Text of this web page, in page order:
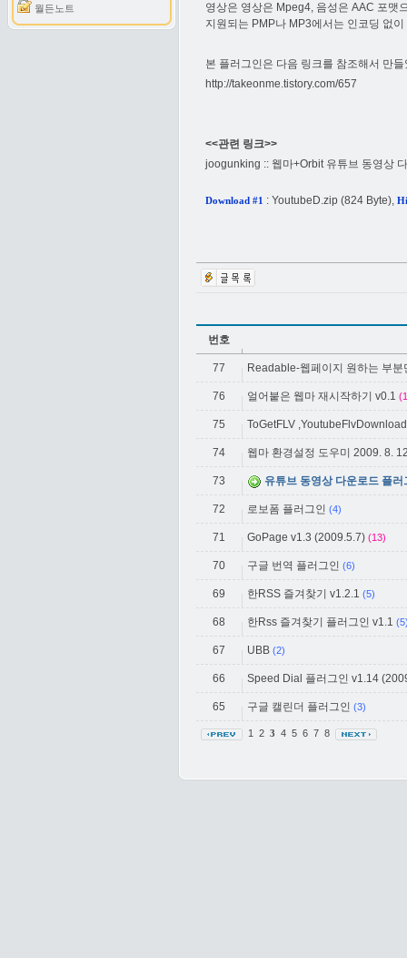
월든노트
영상은 영상은 Mpeg4, 음성은 AAC 포맷
지원되는 PMP나 MP3에서는 인코딩 없
본 플러그인은 다음 링크를 참조해서 만
http://takeonme.tistory.com/657
<<관련 링크>>
joogunking :: 웹마+Orbit 유튜브 동영상
Download #1 : YoutubeD.zip (824 Byte),
번호
77 Readable-웹페이지 원하는 부분
76 얼어붙은 웹마 재시작하기 v0.1
75 ToGetFLV
74 웹마 환경설정 도우미 2009. 8.
73 유튜브 동영상 다운로드 플러
72 로보폼 플러그인 (4)
71 GoPage v1.3 (2009.5.7) (13)
70 구글 번역 플러그인 (6)
69 한RSS 즐겨찾기 v1.2.1 (5)
68 한Rss 즐겨찾기 플러그인 v1.1
67 UBB (2)
66 Speed Dial 플러그인 v1.14
65 구글 캘린더 플러그인 (3)
1 2 3 4 5 6 7 8